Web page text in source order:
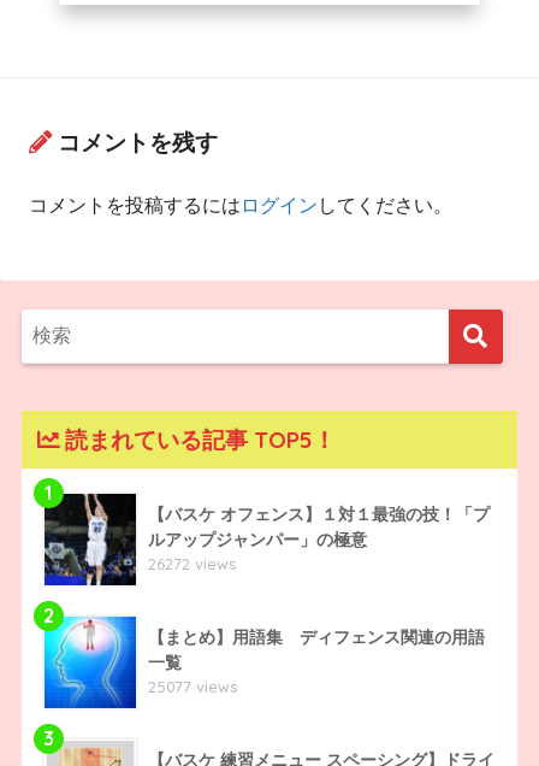
コメントを残す
コメントを投稿するには ログイン してください。
読まれている記事 TOP5！
1
【バスケ オフェンス】１対１最強の技！「プ
ルアップジャンパー」の極意
26272 views
2
【まとめ】用語集 ディフェンス関連の用語
一覧
25077 views
3
【バスケ 練習メニュー スペーシング】ドライ